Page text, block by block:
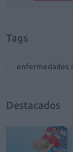
Tags
enfermedades
Destacados